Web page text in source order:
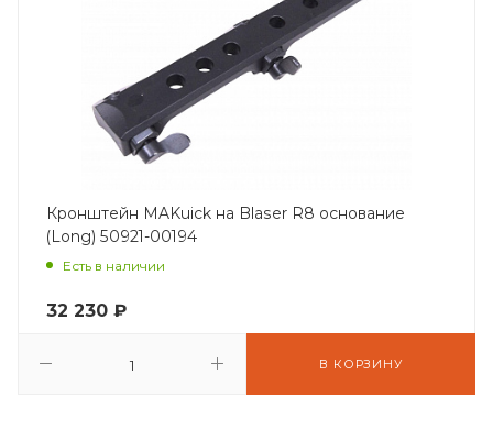
Кронштейн MAKuick на Blaser R8 основание
(Long) 50921-00194
Есть в наличии
32 230 ₽
В КОРЗИНУ